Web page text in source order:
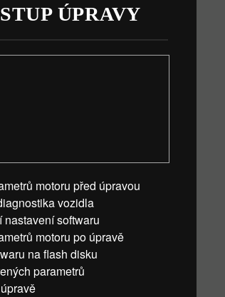
ÚPRAVY
motoru před úpravou
vozidla
nastavení softwaru
motoru po úpravě
na flash disku
parametrů